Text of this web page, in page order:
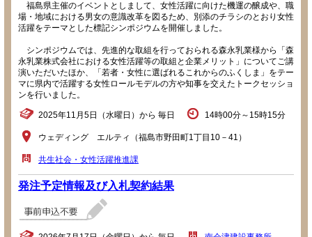
福島県主催のイベントとしまして、女性活躍に向けた機運の醸成や、職
場・地域における男女の意識改革を図るため、別添のチラシのとおり女性
活躍をテーマとした標記シンポジウムを開催しました。
シンポジウムでは、先進的な取組を行っておられる森永乳業様から「森
永乳業株式会社における女性活躍等の取組と企業メリット」についてご講
演いただいたほか、「若者・女性に選ばれるこれからのふくしま」をテー
マに県内で活躍する女性ロールモデルの方や知事を交えたトークセッショ
ンを行いました。
2025年11月5日（水曜日）から 毎日 14時00分～15時15分
ウェディング エルティ（福島市野田町1丁目10－41）
共生社会・女性活躍推進課
発注予定情報及び入札契約結果